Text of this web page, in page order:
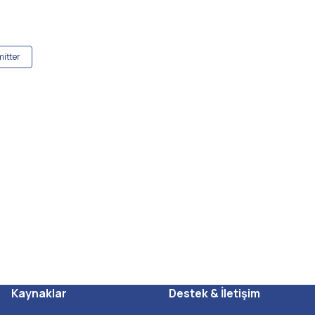
Kaynaklar Destek & İletişim